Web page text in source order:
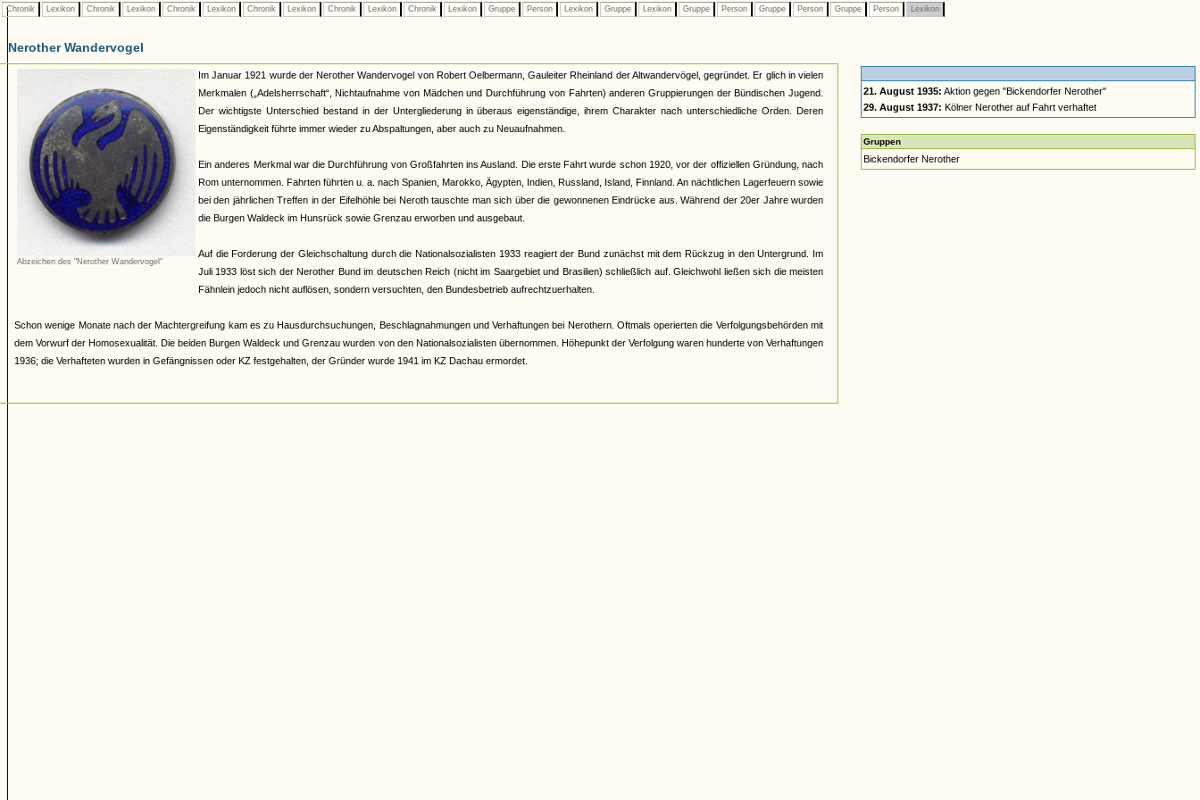
Chronik Lexikon Chronik Lexikon Chronik Lexikon Chronik Lexikon Chronik Lexikon Chronik Lexikon Gruppe Person Lexikon Gruppe Lexikon Gruppe Person Gruppe Person Gruppe Person Lexikon
Nerother Wandervogel
Abzeichen des "Nerother Wandervogel"
Im Januar 1921 wurde der Nerother Wandervogel von Robert Oelbermann, Gauleiter Rheinland der Altwandervögel, gegründet. Er glich in vielen
Merkmalen („Adelsherrschaft“, Nichtaufnahme von Mädchen und Durchführung von Fahrten) anderen Gruppierungen der Bündischen Jugend.
Der wichtigste Unterschied bestand in der Untergliederung in überaus eigenständige, ihrem Charakter nach unterschiedliche Orden. Deren
Eigenständigkeit führte immer wieder zu Abspaltungen, aber auch zu Neuaufnahmen.
Ein anderes Merkmal war die Durchführung von Großfahrten ins Ausland. Die erste Fahrt wurde schon 1920, vor der offiziellen Gründung, nach
Rom unternommen. Fahrten führten u. a. nach Spanien, Marokko, Ägypten, Indien, Russland, Island, Finnland. An nächtlichen Lagerfeuern sowie
bei den jährlichen Treffen in der Eifelhöhle bei Neroth tauschte man sich über die gewonnenen Eindrücke aus. Während der 20er Jahre wurden
die Burgen Waldeck im Hunsrück sowie Grenzau erworben und ausgebaut.
Auf die Forderung der Gleichschaltung durch die Nationalsozialisten 1933 reagiert der Bund zunächst mit dem Rückzug in den Untergrund. Im
Juli 1933 löst sich der Nerother Bund im deutschen Reich (nicht im Saargebiet und Brasilien) schließlich auf. Gleichwohl ließen sich die meisten
Fähnlein jedoch nicht auflösen, sondern versuchten, den Bundesbetrieb aufrechtzuerhalten.
Schon wenige Monate nach der Machtergreifung kam es zu Hausdurchsuchungen, Beschlagnahmungen und Verhaftungen bei Nerothern. Oftmals operierten die Verfolgungsbehörden mit
dem Vorwurf der Homosexualität. Die beiden Burgen Waldeck und Grenzau wurden von den Nationalsozialisten übernommen. Höhepunkt der Verfolgung waren hunderte von Verhaftungen
1936; die Verhafteten wurden in Gefängnissen oder KZ festgehalten, der Gründer wurde 1941 im KZ Dachau ermordet.
21. August 1935: Aktion gegen "Bickendorfer Nerother"
29. August 1937: Kölner Nerother auf Fahrt verhaftet
Gruppen
Bickendorfer Nerother